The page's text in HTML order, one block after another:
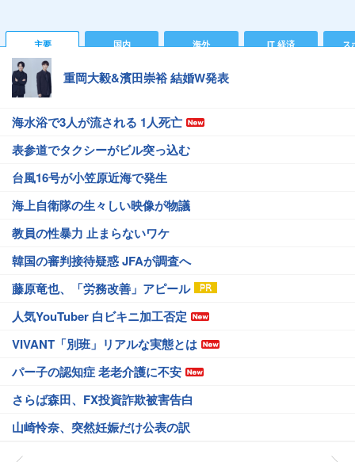
主要 国内 海外 IT 経済 ス
重岡大毅&濱田崇裕 結婚W発表
海水浴で3人が流される 1人死亡
表参道でタクシーがビル突っ込む
台風16号が小笠原近海で発生
海上自衛隊の生々しい映像が物議
教員の性暴力 止まらないワケ
韓国の審判接待疑惑 JFAが調査へ
藤原竜也、「労務改善」アピール
人気YouTuber 白ビキニ加工否定
VIVANT「別班」リアルな実態とは
パー子の認知症 老老介護に不安
さらば森田、FX投資詐欺被害告白
山崎怜奈、突然妊娠だけ公表の訳